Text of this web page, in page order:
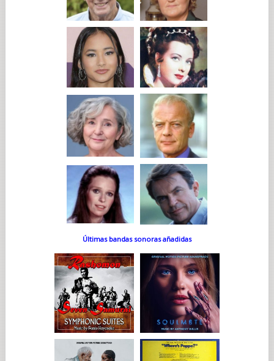
Últimas bandas sonoras añadidas